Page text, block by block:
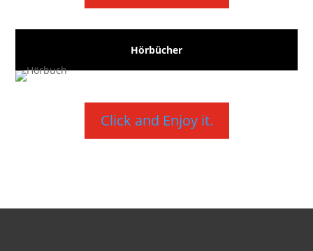
Hörbücher
Click and Enjoy it.